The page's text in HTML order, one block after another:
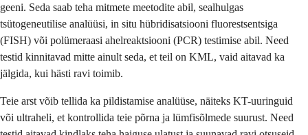
geeni. Seda saab teha mitmete meetodite abil, sealhulgas
tsütogeneutilise analüüsi, in situ hübridisatsiooni fluorestsentsiga
(FISH) või polümeraasi ahelreaktsiooni (PCR) testimise abil. Need
testid kinnitavad mitte ainult seda, et teil on KML, vaid aitavad ka
jälgida, kui hästi ravi toimib.
Teie arst võib tellida ka pildistamise analüüse, näiteks KT-uuringuid
või ultraheli, et kontrollida teie põrna ja lümfisõlmede suurust. Need